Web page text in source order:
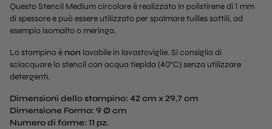
Questo Stencil Medium circolare è realizzato in polistirene di 1 mm
di spessore e può essere utilizzato per spalmare tuilles sottili, ad
esempio isomalto o meringa.
Lo stampino è non lavabile in lavastoviglie. Si consiglia di
sciacquare lo stencil con acqua tiepida (40°C) senza utilizzare
detergenti.
Dimensioni dello stampino: 42 cm x 29,7 cm
Dimensione Forma: 9 Ø cm
Numero di forme: 11 pz.